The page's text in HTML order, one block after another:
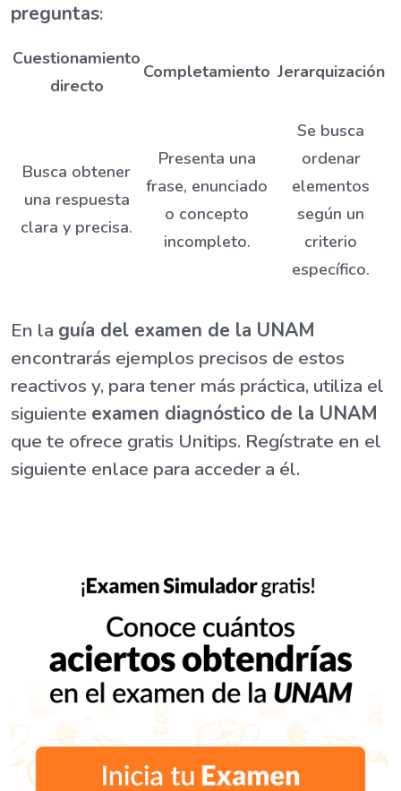
preguntas:
Cuestionamiento
directo
Completamiento Jerarquización
Busca obtener
una respuesta
clara y precisa.
Presenta una
frase, enunciado
o concepto
incompleto.
Se busca
ordenar
elementos
según un
criterio
específico.
En la guía del examen de la UNAM
encontrarás ejemplos precisos de estos
reactivos y, para tener más práctica, utiliza el
siguiente examen diagnóstico de la UNAM
que te ofrece gratis Unitips. Regístrate en el
siguiente enlace para acceder a él.